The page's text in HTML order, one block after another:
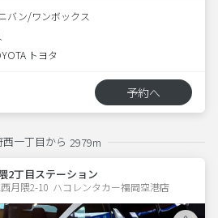
バン/ワンボックス
トヨタ
予約へ
一丁目から 2979m
2丁目ステーション
月隈2-10  ハコレンタカー福岡空港店